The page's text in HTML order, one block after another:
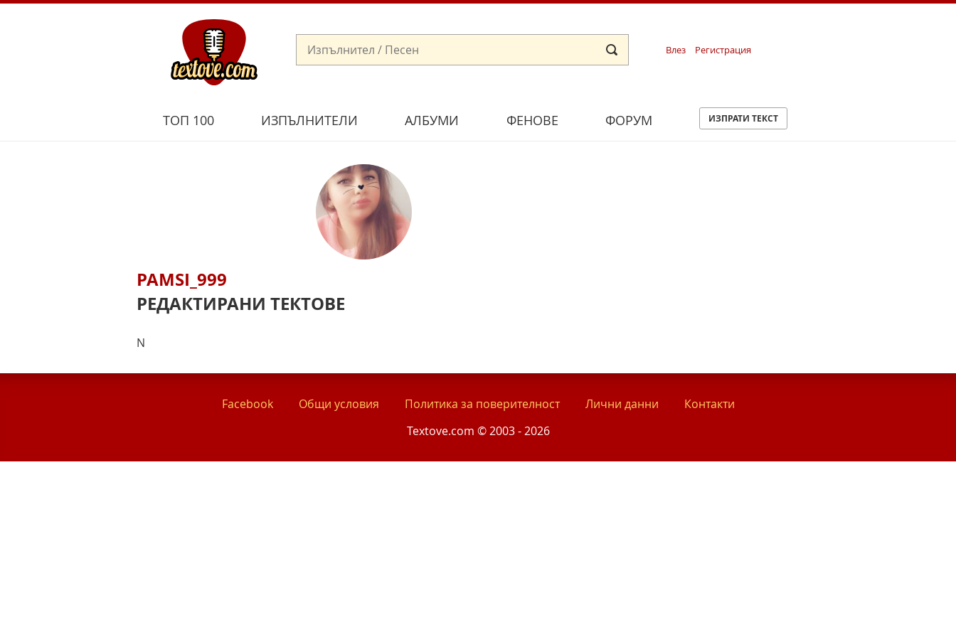
Влез Регистрация
ТОП 100 ИЗПЪЛНИТЕЛИ АЛБУМИ ФЕНОВЕ ФОРУМ ИЗПРАТИ ТЕКСТ
PAMSI_999
РЕДАКТИРАНИ ТЕКТОВЕ
N
Facebook Общи условия Политика за поверителност Лични данни
Контакти
Textove.com © 2003 - 2026